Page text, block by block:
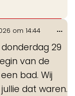
om 14:44
29
van de
bad. Wij
dat waren.
...